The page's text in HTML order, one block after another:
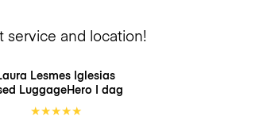
service and location!
Lesmes Iglesias
LuggageHero I dag
★★★★★